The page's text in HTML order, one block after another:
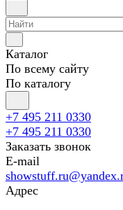
Каталог
По всему сайту
По каталогу
+7 495 211 0330
+7 495 211 0330
Заказать звонок
E-mail
Адрес